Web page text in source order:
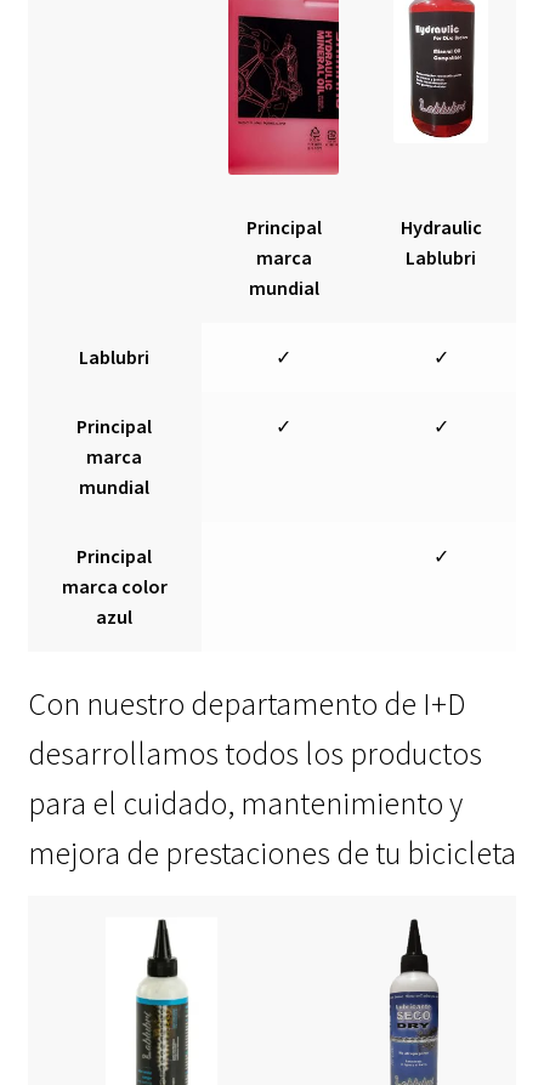
Principal
marca
mundial
Hydraulic
Lablubri
Lablubri ✓ ✓
Principal
marca
mundial
✓ ✓
Principal
marca color
azul
✓
Con nuestro departamento de I+D
desarrollamos todos los productos
para el cuidado, mantenimiento y
mejora de prestaciones de tu bicicleta